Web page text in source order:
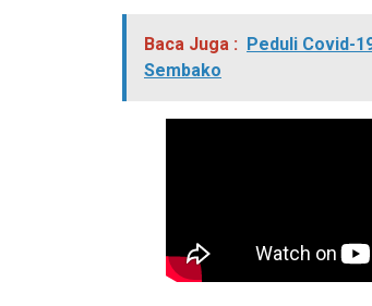
Baca Juga :
Peduli Covid-
Sembako